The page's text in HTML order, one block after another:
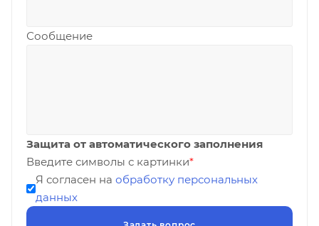
Сообщение
Защита от автоматического заполнения
Введите символы с картинки*
Я согласен на обработку персональных
данных